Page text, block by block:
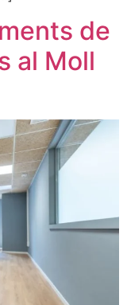
de
al Moll